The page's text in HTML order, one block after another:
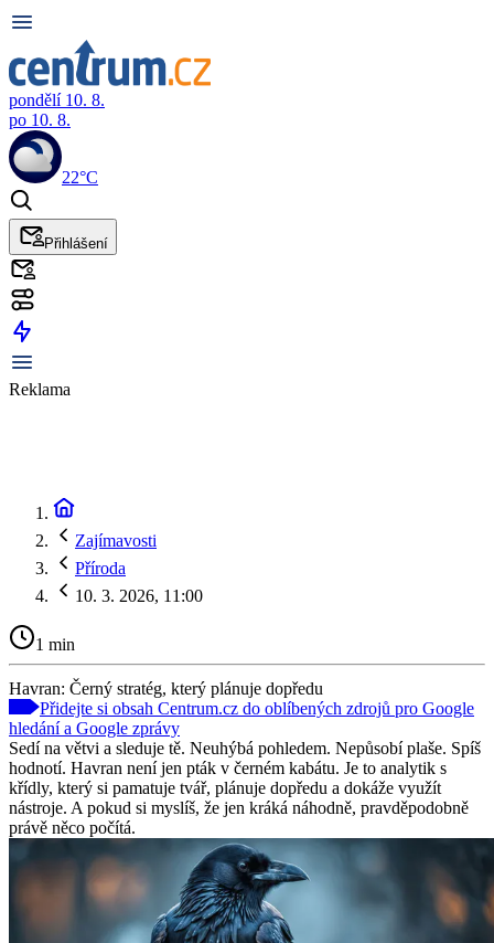
pondělí 10. 8.
po 10. 8.
22°C
Přihlášení
Reklama
Zajímavosti
Příroda
10. 3. 2026, 11:00
1 min
Havran: Černý stratég, který plánuje dopředu
Přidejte si obsah Centrum.cz do oblíbených zdrojů pro Google
hledání a Google zprávy
Sedí na větvi a sleduje tě. Neuhýbá pohledem. Nepůsobí plaše. Spíš
hodnotí. Havran není jen pták v černém kabátu. Je to analytik s
křídly, který si pamatuje tvář, plánuje dopředu a dokáže využít
nástroje. A pokud si myslíš, že jen kráká náhodně, pravděpodobně
právě něco počítá.